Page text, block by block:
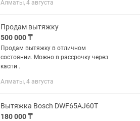
моторов 2 Цвет серебро Изготовлено в
Алматы, 4 августа
Продам вытяжку
500 000 ₸
Продам вытяжку в отличном
состоянии. Можно в рассрочку через
каспи .
Алматы, 4 августа
Вытяжка Bosch DWF65AJ60T
180 000 ₸